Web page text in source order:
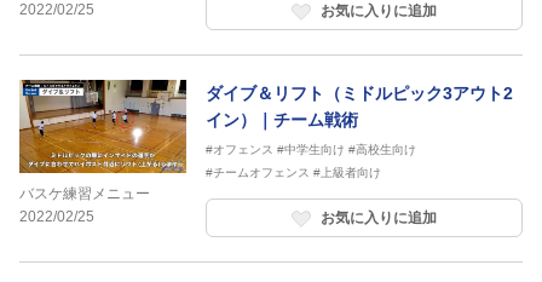
2022/02/25
お気に入りに追加
バスケ練習メニュー
2022/02/25
ダイブ＆リフト（ミドルピック3アウト2
イン）｜チーム戦術
#オフェンス #中学生向け #高校生向け
#チームオフェンス #上級者向け
お気に入りに追加